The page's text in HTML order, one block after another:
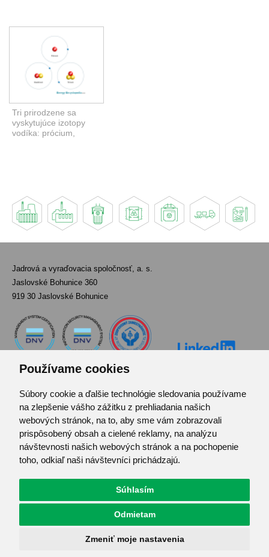
Používame cookies
Súbory cookie a ďalšie technológie sledovania používame
na zlepšenie vášho zážitku z prehliadania našich
webových stránok, na to, aby sme vám zobrazovali
prispôsobený obsah a cielené reklamy, na analýzu
návštevnosti našich webových stránok a na pochopenie
toho, odkiaľ naši návštevníci prichádzajú.
Súhlasím
Odmietam
Zmeniť moje nastavenia
Tri prirodzene sa
vyskytujúce izotopy
vodíka: prócium,
Jadrová a vyraďovacia spoločnosť, a. s.
Jaslovské Bohunice 360
919 30 Jaslovské Bohunice
Kontakt
Pozvánka do infocentra
Zoznam použitých skratiek
Mapa stránok
RSS
Centrum predvolieb cookies